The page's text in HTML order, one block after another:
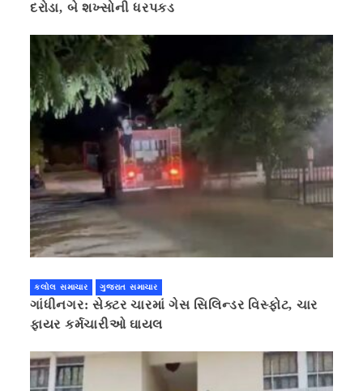
દરોડા, બે શખ્સોની ધરપકડ
કલોલ સમાચાર ગુજરાત સમાચાર
ગાંધીનગર: સેક્ટર ચારમાં ગેસ સિલિન્ડર વિસ્ફોટ, ચાર
ફાયર કર્મચારીઓ ઘાયલ